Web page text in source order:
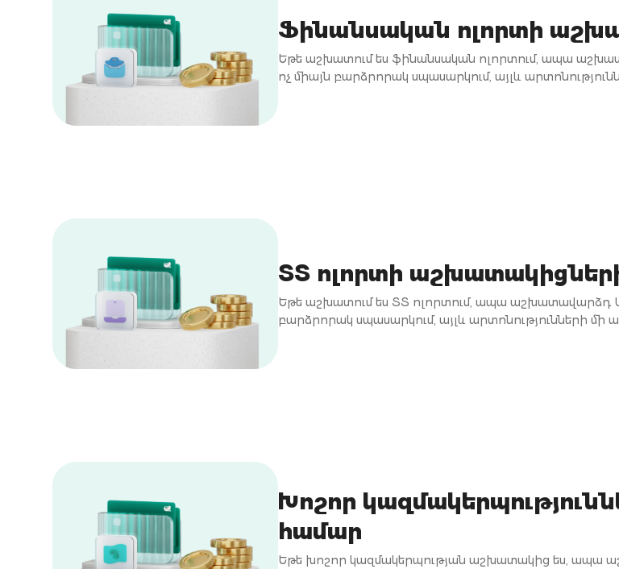
Ֆինանսական ոլորտի
Եթե աշխատում ես ֆինանսական ոլորտում, ապա
ոչ միայն բարձրորակ սպասարկում, այլև
ՏՏ ոլորտի
Եթե աշխատում ես ՏՏ ոլորտում, ապա աշխատավարձդ
բարձրորակ սպասարկում, այլև արտոնությունների մի
Խոշոր
համար
Եթե խոշոր կազմակերպության աշխատակից ես, ապա